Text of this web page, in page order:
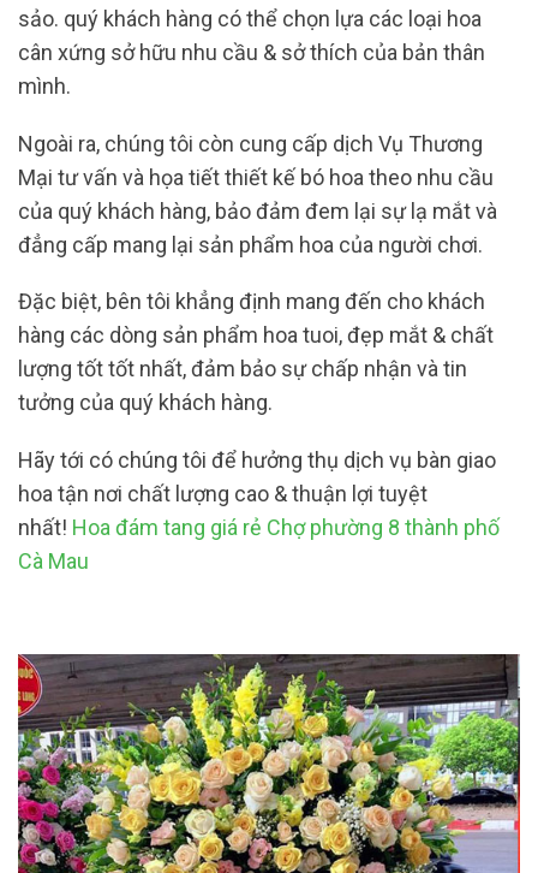
sảo. quý khách hàng có thể chọn lựa các loại hoa
cân xứng sở hữu nhu cầu & sở thích của bản thân
mình.
Ngoài ra, chúng tôi còn cung cấp dịch Vụ Thương
Mại tư vấn và họa tiết thiết kế bó hoa theo nhu cầu
của quý khách hàng, bảo đảm đem lại sự lạ mắt và
đẳng cấp mang lại sản phẩm hoa của người chơi.
Đặc biệt, bên tôi khẳng định mang đến cho khách
hàng các dòng sản phẩm hoa tuoi, đẹp mắt & chất
lượng tốt tốt nhất, đảm bảo sự chấp nhận và tin
tưởng của quý khách hàng.
Hãy tới có chúng tôi để hưởng thụ dịch vụ bàn giao
hoa tận nơi chất lượng cao & thuận lợi tuyệt
nhất! Hoa đám tang giá rẻ Chợ phường 8 thành phố
Cà Mau